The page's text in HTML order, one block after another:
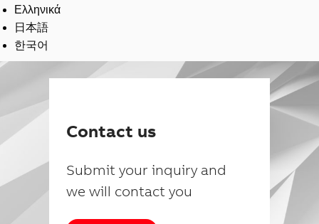
Ελληνικά
日本語
한국어
Contact us
Submit your inquiry and
we will contact you